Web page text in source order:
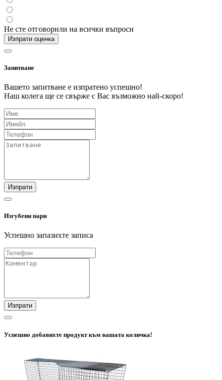
Не сте отговорили на всички въпроси
Изпрати оценка
Запитване
Вашето запитване е изпратено успешно!
Наш колега ще се свърже с Вас възможно най-скоро!
Изпрати
Изгубени пари
Успешно запазихте записа
Изпрати
Успешно добавихте продукт към вашата количка!